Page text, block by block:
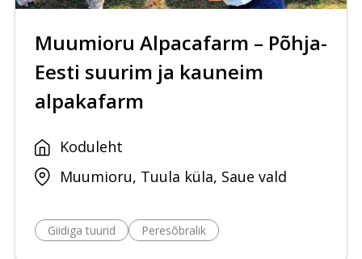
Muumioru Alpacafarm – Põhja-
Eesti suurim ja kauneim
alpakafarm
Koduleht
Muumioru, Tuula küla, Saue vald
Giidiga tuurid Peresõbralik